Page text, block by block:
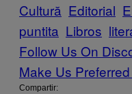
Cultură Editorial
puntita Libros
Follow Us On
Make Us
Compartir: